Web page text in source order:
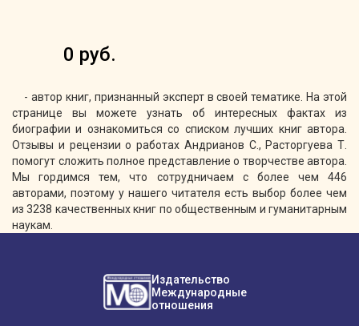
0 руб.
- автор книг, признанный эксперт в своей тематике. На этой
странице вы можете узнать об интересных фактах из
биографии и ознакомиться со списком лучших книг автора.
Отзывы и рецензии о работах Андрианов С., Расторгуева Т.
помогут сложить полное представление о творчестве автора.
Мы гордимся тем, что сотрудничаем с более чем 446
авторами, поэтому у нашего читателя есть выбор более чем
из 3238 качественных книг по общественным и гуманитарным
наукам.
Издательство
Международные
отношения